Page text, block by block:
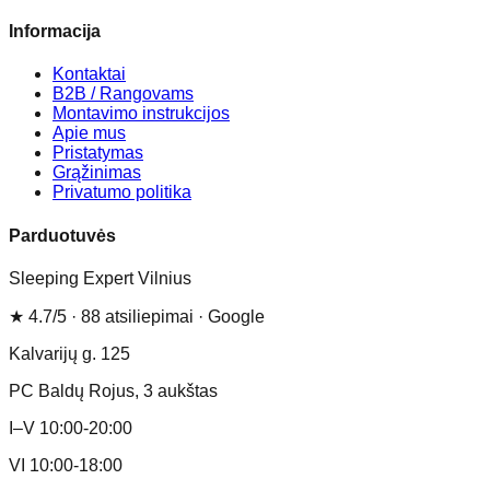
Informacija
Kontaktai
B2B / Rangovams
Montavimo instrukcijos
Apie mus
Pristatymas
Grąžinimas
Privatumo politika
Parduotuvės
Sleeping Expert Vilnius
★ 4.7/5 · 88 atsiliepimai · Google
Kalvarijų g. 125
PC Baldų Rojus, 3 aukštas
I–V 10:00-20:00
VI 10:00-18:00